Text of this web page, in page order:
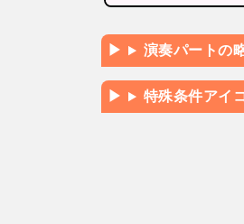
演奏パートの
特殊条件アイ